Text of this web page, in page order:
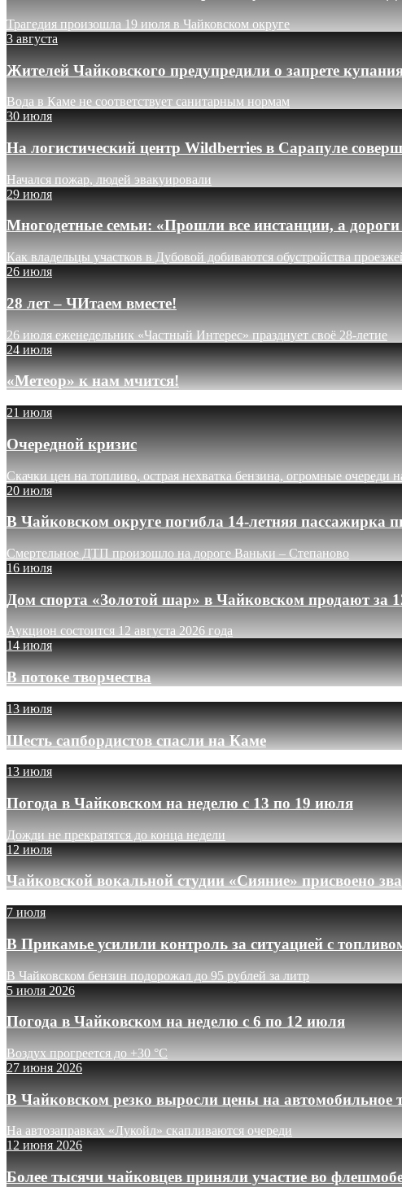
Трагедия произошла 19 июля в Чайковском округе
3 августа
Жителей Чайковского предупредили о запрете
Вода в Каме не соответствует санитарным нормам
30 июля
На логистический центр Wildberries в Сарапуле
Начался пожар, людей эвакуировали
29 июля
Многодетные семьи: «Прошли все инстанции, а дороги
Как владельцы участков в Дубовой добиваются обустройства
26 июля
28 лет – ЧИтаем вместе!
26 июля еженедельник «Частный Интерес» празднует своё 28-летие
24 июля
«Метеор» к нам мчится!
21 июля
Очередной кризис
Скачки цен на топливо, острая нехватка бензина, огромные очереди
20 июля
В Чайковском округе погибла 14-летняя пассажирка
Смертельное ДТП произошло на дороге Ваньки – Степаново
16 июля
Дом спорта «Золотой шар» в Чайковском продают за
Аукцион состоится 12 августа 2026 года
14 июля
В потоке творчества
13 июля
Шесть сапбордистов спасли на Каме
13 июля
Погода в Чайковском на неделю с 13 по 19 июля
Дожди не прекратятся до конца недели
12 июля
Чайковской вокальной студии «Сияние» присвоено
7 июля
В Прикамье усилили контроль за ситуацией с
В Чайковском бензин подорожал до 95 рублей за литр
5 июля 2026
Погода в Чайковском на неделю с 6 по 12 июля
Воздух прогреется до +30 °C
27 июня 2026
В Чайковском резко выросли цены на автомобильное
На автозаправках «Лукойл» скапливаются очереди
12 июня 2026
Более тысячи чайковцев приняли участие во